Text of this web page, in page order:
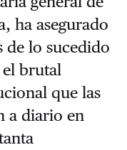
ha asegurado
de lo sucedido
brutal
que las
a diario en